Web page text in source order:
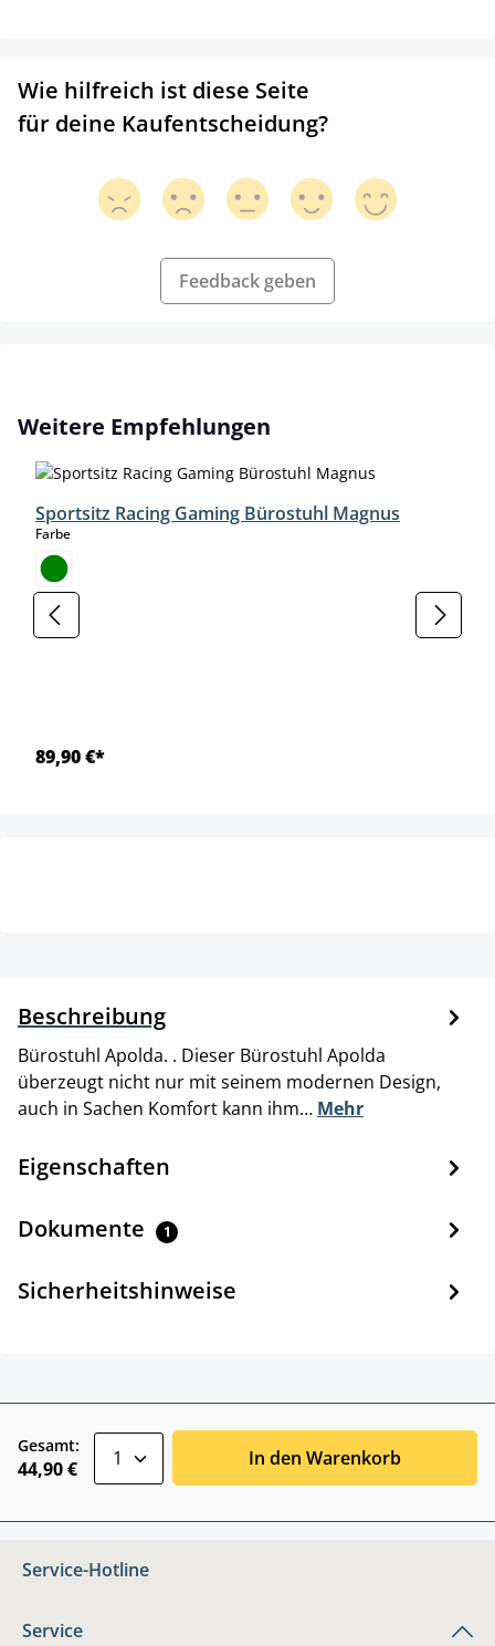
Wie hilfreich ist diese Seite
für deine Kaufentscheidung?
Feedback geben
Produktgalerie überspringen
Weitere Empfehlungen
Sportsitz Racing Gaming Bürostuhl Magnus
Farbeauswählen
89,90 €*
Beschreibung
Bürostuhl Apolda. . Dieser Bürostuhl Apolda
überzeugt nicht nur mit seinem modernen Design,
auch in Sachen Komfort kann ihm… Mehr
Eigenschaften
Dokumente 1
Sicherheitshinweise
Gesamt:
44,90 € In den Warenkorb
Service-Hotline
Service